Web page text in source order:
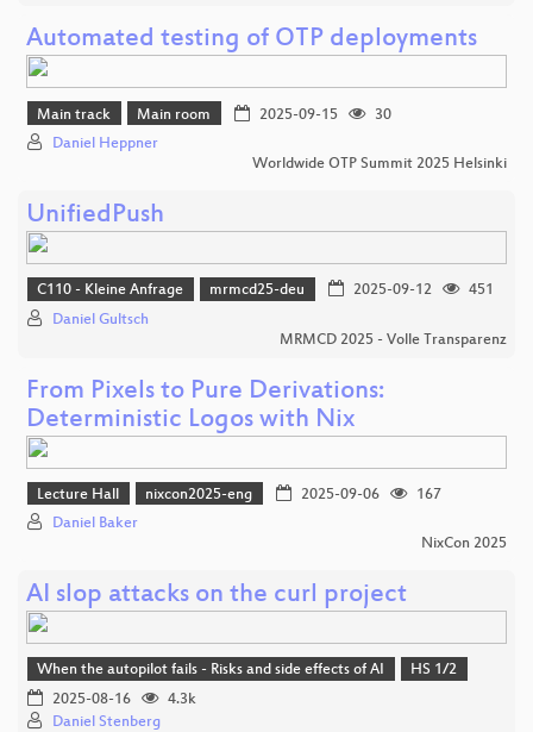
Automated testing of OTP deployments
Main track Main room 2025-09-15
30
Daniel Heppner
Worldwide OTP Summit 2025 Helsinki
UnifiedPush
C110 - Kleine Anfrage mrmcd25-deu 2025-09-12
451
Daniel Gultsch
MRMCD 2025 - Volle Transparenz
From Pixels to Pure Derivations:
Deterministic Logos with Nix
Lecture Hall nixcon2025-eng 2025-09-06
167
Daniel Baker
NixCon 2025
AI slop attacks on the curl project
When the autopilot fails - Risks and side effects of AI
HS 1/2
2025-08-16
4.3k
Daniel Stenberg